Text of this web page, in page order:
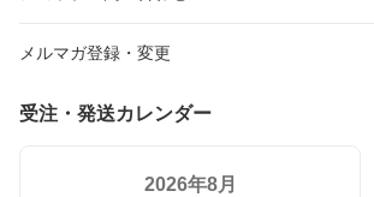
メルマガ登録・変更
受注・発送カレンダー
2026年8月